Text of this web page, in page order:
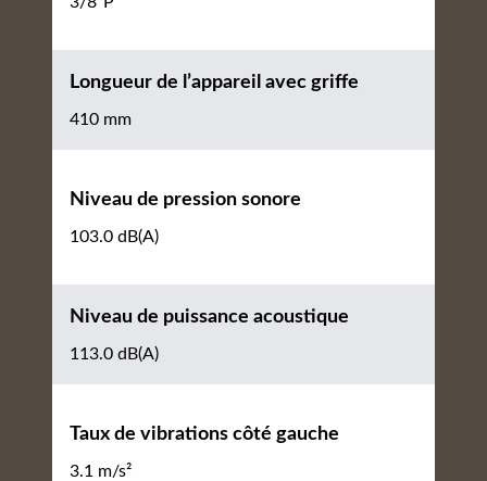
Longueur de l’appareil avec griffe
410 mm
Niveau de pression sonore
103.0 dB(A)
Niveau de puissance acoustique
113.0 dB(A)
Taux de vibrations côté gauche
3.1 m/s²